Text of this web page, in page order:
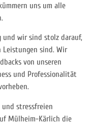
uns um alle
wir sind stolz darauf,
Leistungen sind. Wir
von unseren
und Professionalität
und stressfreien
Mülheim-Kärlich die